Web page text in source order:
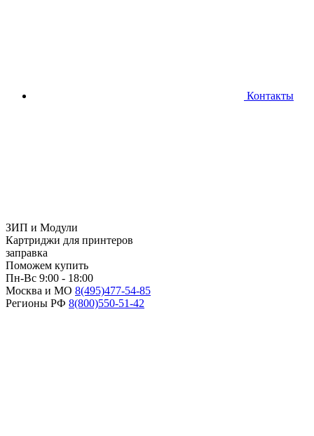
Контакты
ЗИП и Модули
Картриджи для принтеров
заправка
Поможем купить
Пн-Вс 9:00 - 18:00
Москва и МО 8(495)477-54-85
Регионы РФ 8(800)550-51-42